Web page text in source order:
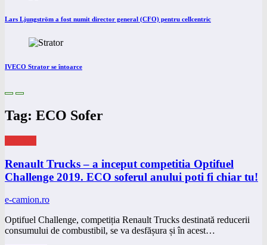
Lars Ljungström a fost numit director general (CFO) pentru cellcentric
IVECO Strator se întoarce
Tag: ECO Sofer
Renault Trucks – a inceput competitia Optifuel
Challenge 2019. ECO soferul anului poti fi chiar tu!
e-camion.ro
Optifuel Challenge, competiția Renault Trucks destinată reducerii
consumului de combustibil, se va desfășura și în acest…